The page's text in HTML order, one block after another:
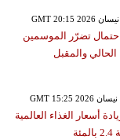
تضرّر الموسمين
الحالي والمقبل
أسعار الغذاء العالمية